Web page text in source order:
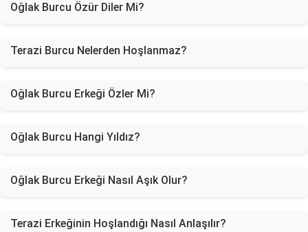
Oğlak Burcu Özür Diler Mi?
Terazi Burcu Nelerden Hoşlanmaz?
Oğlak Burcu Erkeği Özler Mi?
Oğlak Burcu Hangi Yıldız?
Oğlak Burcu Erkeği Nasıl Aşık Olur?
Terazi Erkeğinin Hoşlandığı Nasıl Anlaşılır?